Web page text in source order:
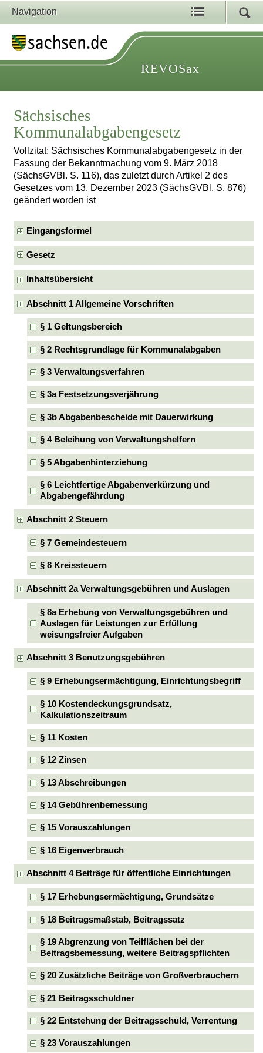
Navigation
REVOSax
Sächsisches
Kommunalabgabengesetz
Vollzitat: Sächsisches Kommunalabgabengesetz in der
Fassung der Bekanntmachung vom 9. März 2018
(SächsGVBl. S. 116), das zuletzt durch Artikel 2 des
Gesetzes vom 13. Dezember 2023 (SächsGVBl. S. 876)
geändert worden ist
Eingangsformel
Gesetz
Inhaltsübersicht
Abschnitt 1 Allgemeine Vorschriften
§ 1 Geltungsbereich
§ 2 Rechtsgrundlage für Kommunalabgaben
§ 3 Verwaltungsverfahren
§ 3a Festsetzungsverjährung
§ 3b Abgabenbescheide mit Dauerwirkung
§ 4 Beleihung von Verwaltungshelfern
§ 5 Abgabenhinterziehung
§ 6 Leichtfertige Abgabenverkürzung und
Abgabengefährdung
Abschnitt 2 Steuern
§ 7 Gemeindesteuern
§ 8 Kreissteuern
Abschnitt 2a Verwaltungsgebühren und Auslagen
§ 8a Erhebung von Verwaltungsgebühren und
Auslagen für Leistungen zur Erfüllung
weisungsfreier Aufgaben
Abschnitt 3 Benutzungsgebühren
§ 9 Erhebungsermächtigung, Einrichtungsbegriff
§ 10 Kostendeckungsgrundsatz,
Kalkulationszeitraum
§ 11 Kosten
§ 12 Zinsen
§ 13 Abschreibungen
§ 14 Gebührenbemessung
§ 15 Vorauszahlungen
§ 16 Eigenverbrauch
Abschnitt 4 Beiträge für öffentliche Einrichtungen
§ 17 Erhebungsermächtigung, Grundsätze
§ 18 Beitragsmaßstab, Beitragssatz
§ 19 Abgrenzung von Teilflächen bei der
Beitragsbemessung, weitere Beitragspflichten
§ 20 Zusätzliche Beiträge von Großverbrauchern
§ 21 Beitragsschuldner
§ 22 Entstehung der Beitragsschuld, Verrentung
§ 23 Vorauszahlungen